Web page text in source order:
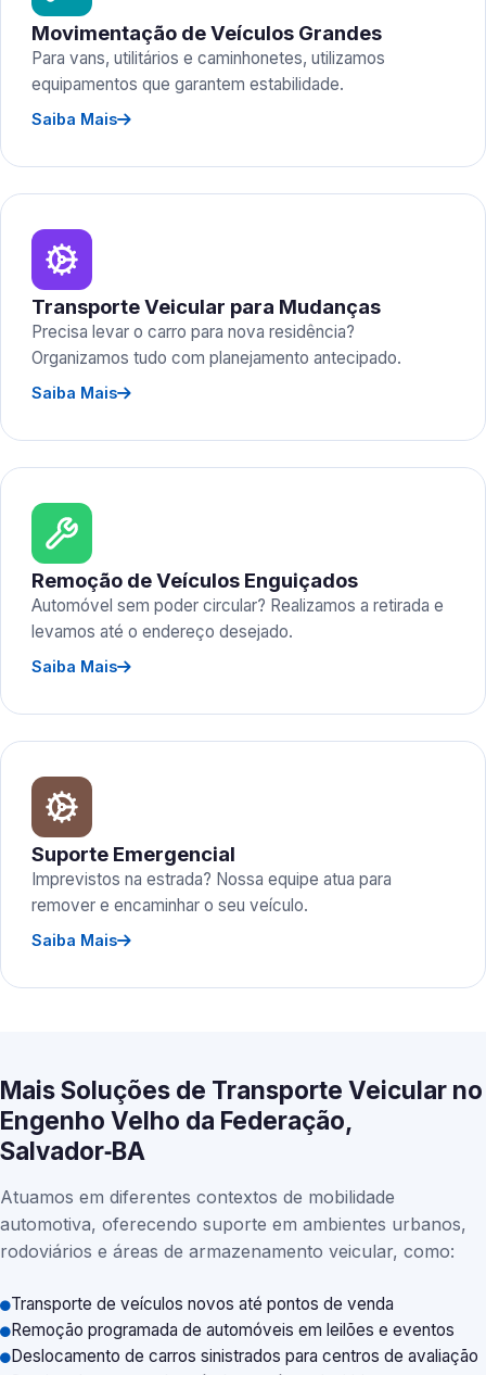
Movimentação de Veículos Grandes
Para vans, utilitários e caminhonetes, utilizamos
equipamentos que garantem estabilidade.
Saiba Mais
Transporte Veicular para Mudanças
Precisa levar o carro para nova residência?
Organizamos tudo com planejamento antecipado.
Saiba Mais
Remoção de Veículos Enguiçados
Automóvel sem poder circular? Realizamos a retirada e
levamos até o endereço desejado.
Saiba Mais
Suporte Emergencial
Imprevistos na estrada? Nossa equipe atua para
remover e encaminhar o seu veículo.
Saiba Mais
Mais Soluções de Transporte Veicular no
Engenho Velho da Federação,
Salvador‑BA
Atuamos em diferentes contextos de mobilidade
automotiva, oferecendo suporte em ambientes urbanos,
rodoviários e áreas de armazenamento veicular, como:
Transporte de veículos novos até pontos de venda
Remoção programada de automóveis em leilões e eventos
Deslocamento de carros sinistrados para centros de avaliação